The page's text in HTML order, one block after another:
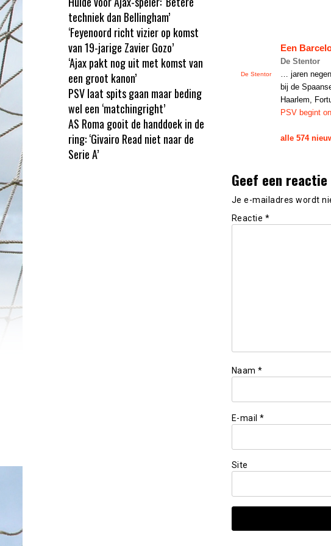
De Stentor
Een
De Stentor
… jaren
bij de
Haarlem,
PSV begint
alle 574
Geef een reactie
Je e-mailadres wordt
Reactie *
Naam *
E-mail *
Site
techniek dan Bellingham’
‘Feyenoord richt vizier op komst
van 19-jarige Zavier Gozo’
‘Ajax pakt nog uit met komst van
een groot kanon’
PSV laat spits gaan maar beding
wel een ‘matchingright’
AS Roma gooit de handdoek in de
ring: ‘Givairo Read niet naar de
Serie A’